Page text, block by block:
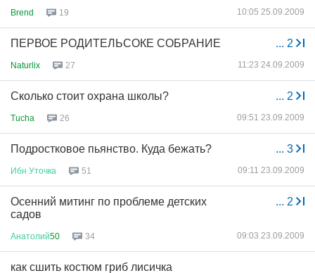
Brend 19 10:05 25.09.2009
... 2
ПЕРВОЕ РОДИТЕЛЬСОКЕ СОБРАНИЕ
Naturlix 27 11:23 24.09.2009
... 2
Сколько стоит охрана школы?
Tucha 26 09:51 23.09.2009
... 3
Подростковое пьянство. Куда бежать?
Ибн Уточка 51 09:11 23.09.2009
... 2
Осенний митинг по проблеме детских
садов
Анатолий50 34 09:03 23.09.2009
как сшить костюм гриб лисичка